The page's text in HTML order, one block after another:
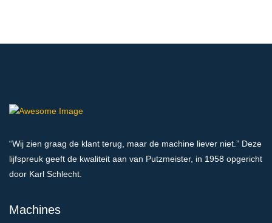
“Wij zien graag de klant terug, maar de machine liever niet.” Deze
lijfspreuk geeft de kwaliteit aan van Putzmeister, in 1958 opgericht
door Karl Schlecht.
Machines